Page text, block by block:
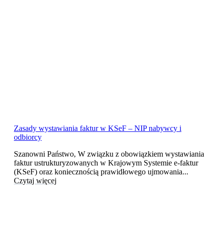
Zasady wystawiania faktur w KSeF – NIP nabywcy i
odbiorcy
Szanowni Państwo, W związku z obowiązkiem wystawiania
faktur ustrukturyzowanych w Krajowym Systemie e-faktur
(KSeF) oraz koniecznością prawidłowego ujmowania...
Czytaj więcej